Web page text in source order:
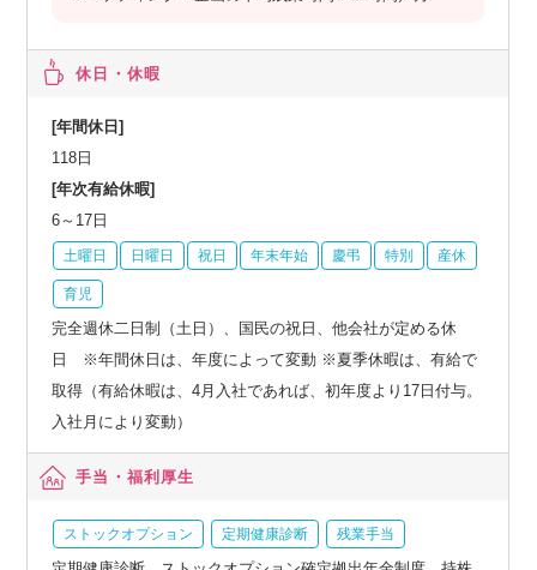
休日・休暇
[年間休日]
118日
[年次有給休暇]
6～17日
土曜日 日曜日 祝日 年末年始 慶弔 特別 産休
育児
完全週休二日制（土日）、国民の祝日、他会社が定める休
日 ※年間休日は、年度によって変動 ※夏季休暇は、有給で
取得（有給休暇は、4月入社であれば、初年度より17日付与。
入社月により変動）
手当・福利厚生
ストックオプション 定期健康診断 残業手当